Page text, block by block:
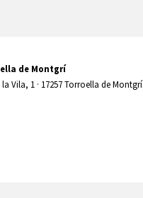
de Montgrí
la Vila, 1 · 17257 Torroella de Montgrí